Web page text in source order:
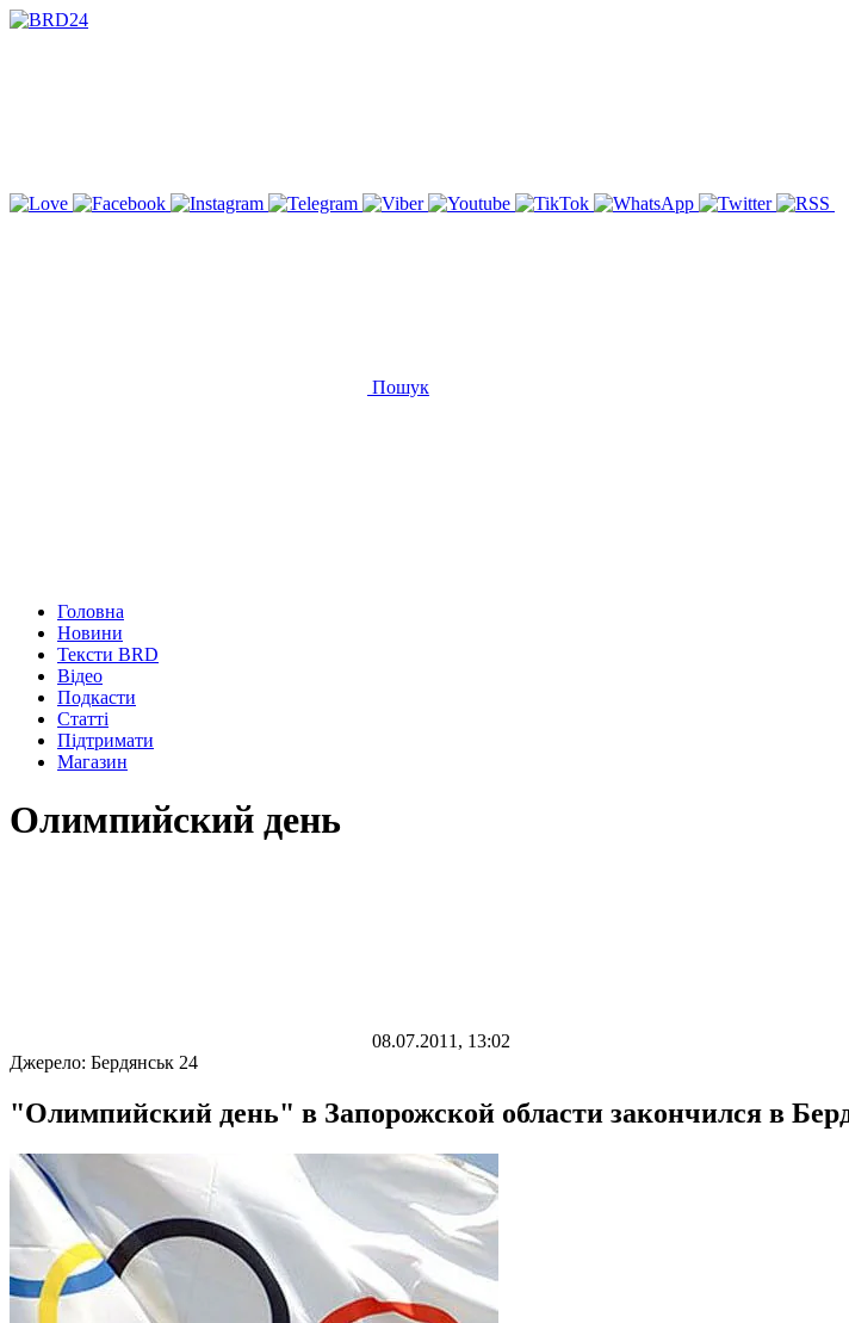
Пошук
Головна
Новини
Тексти BRD
Відео
Подкасти
Статті
Підтримати
Магазин
Олимпийский день
08.07.2011, 13:02
Джерело: Бердянськ 24
"Олимпийский день" в Запорожской области закончился в